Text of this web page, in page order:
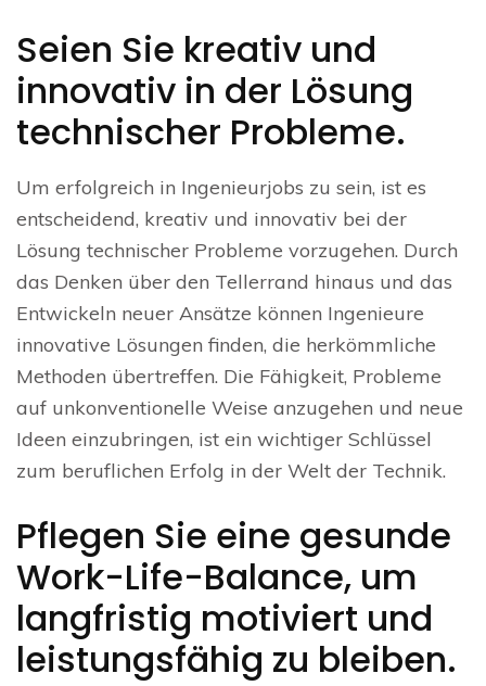
Seien Sie kreativ und
innovativ in der Lösung
technischer Probleme.
Um erfolgreich in Ingenieurjobs zu sein, ist es
entscheidend, kreativ und innovativ bei der
Lösung technischer Probleme vorzugehen. Durch
das Denken über den Tellerrand hinaus und das
Entwickeln neuer Ansätze können Ingenieure
innovative Lösungen finden, die herkömmliche
Methoden übertreffen. Die Fähigkeit, Probleme
auf unkonventionelle Weise anzugehen und neue
Ideen einzubringen, ist ein wichtiger Schlüssel
zum beruflichen Erfolg in der Welt der Technik.
Pflegen Sie eine gesunde
Work-Life-Balance, um
langfristig motiviert und
leistungsfähig zu bleiben.